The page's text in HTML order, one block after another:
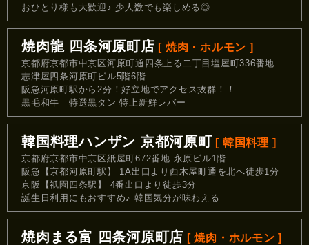
おひとり様も大歓迎♪ 少人数でも楽しめる◎
焼肉龍 四条河原町店 [ 焼肉・ホルモン ]
京都府京都市中京区河原町通四条上る二丁目塩屋町336番地
志津屋四条河原町ビル5階6階
阪急河原町駅から2分！好立地でアクセス抜群！！
黒毛和牛 特選黒タン 特上新鮮レバー
韓国料理ハンザン 京都河原町 [ 韓国料理 ]
京都府京都市中京区紙屋町672番地 永原ビル1階
阪急【京都河原町駅】 1A出口より西木屋町通を北へ徒歩1分
京阪【祇園四条駅】 4番出口より徒歩3分
誕生日利用にもおすすめ♪ 韓国気分が味わえる
焼肉まる富 四条河原町店 [ 焼肉・ホルモン ]